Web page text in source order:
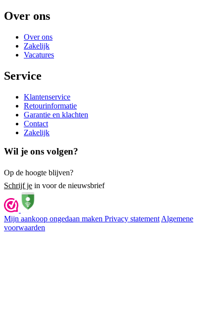
Over ons
Over ons
Zakelijk
Vacatures
Service
Klantenservice
Retourinformatie
Garantie en klachten
Contact
Zakelijk
Wil je ons volgen?
Op de hoogte blijven?
Schrijf je in voor de nieuwsbrief
Mijn aankoop ongedaan maken Privacy statement Algemene
voorwaarden